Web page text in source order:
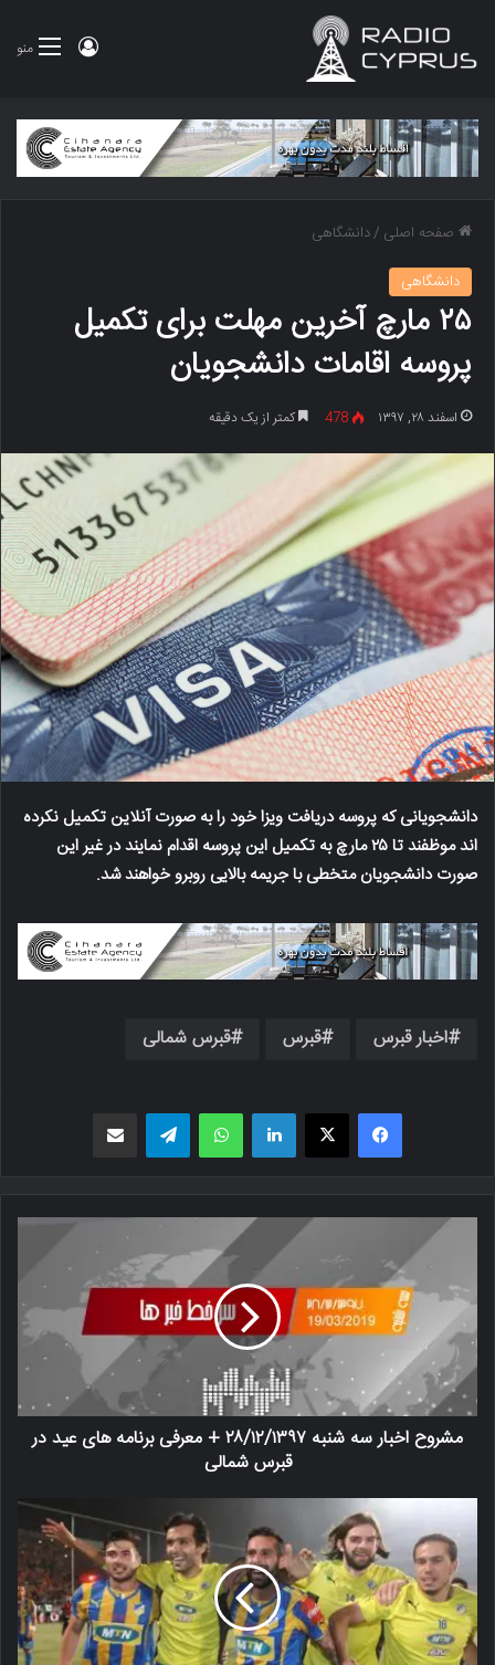
منو ورود
صفحه اصلی /دانشگاهی
دانشگاهی
۲۵ مارچ آخرین مهلت برای تکمیل
پروسه اقامات دانشجویان
اسفند ۲۸, ۱۳۹۷ 478 کمتر از یک دقیقه
دانشجویانی که پروسه دریافت ویزا خود را به صورت آنلاین تکمیل نکرده
اند موظفند تا ۲۵ مارچ به تکمیل این پروسه اقدام نمایند در غیر این
صورت دانشجویان متخطی با جریمه بالایی روبرو خواهند شد.
اخبار قبرس قبرس قبرس شمالی
فیسبوک X لینکدین واتس اپ
مشروح اخبار سه شنبه ٢۸/١٢/١٣٩٧ + معرفی برنامه های عید در
قبرس شمالی